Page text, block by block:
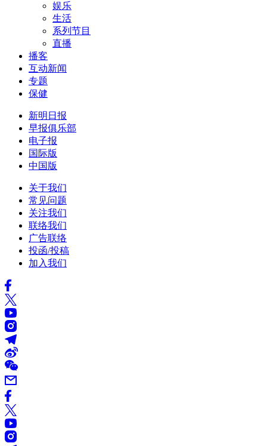
娱乐
生活
系列节目
直播
播客
互动新闻
专题
保健
新明日报
早报俱乐部
电子报
国际版
中国版
关于我们
常见问题
关注我们
联络我们
广告联络
投函/投稿
加入我们